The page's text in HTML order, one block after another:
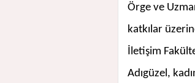
Örge ve
katkılar
İletişim
Adıgüzel,